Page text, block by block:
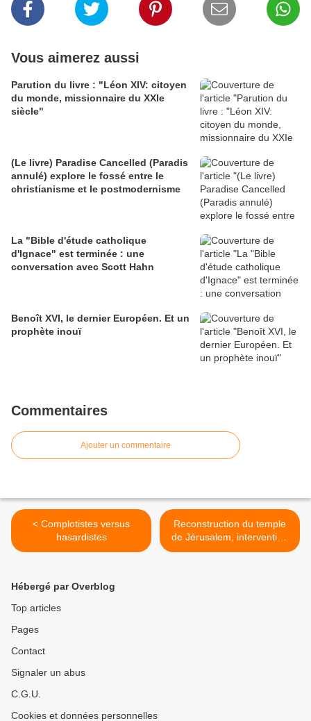
Vous aimerez aussi
Parution du livre : "Léon XIV: citoyen
du monde, missionnaire du XXIe
siècle"
(Le livre) Paradise Cancelled (Paradis
annulé) explore le fossé entre le
christianisme et le postmodernisme
La "Bible d'étude catholique
d'Ignace" est terminée : une
conversation avec Scott Hahn
Benoît XVI, le dernier Européen. Et un
prophète inouï
Commentaires
Ajouter un commentaire
< Complotistes versus
hasardistes
Reconstruction du temple
de Jérusalem, intervention
russe ? >
Hébergé par Overblog
Top articles
Pages
Contact
Signaler un abus
C.G.U.
Cookies et données personnelles